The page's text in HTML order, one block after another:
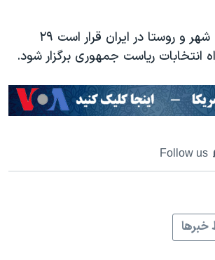
انتخابات شوراهای شهر و روستا در ایران قرار است ۲۹
انتخابات ریاست جمهوری برگزار شود.
Follow us